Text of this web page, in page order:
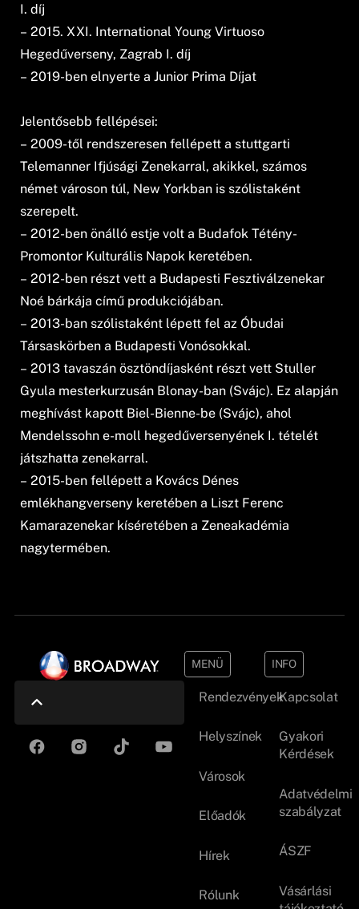
I. díj
– 2015. XXI. International Young Virtuoso
Hegedűverseny, Zagrab I. díj
– 2019-ben elnyerte a Junior Prima Díjat
Jelentősebb fellépései:
– 2009-től rendszeresen fellépett a stuttgarti
Telemanner Ifjúsági Zenekarral, akikkel, számos
német városon túl, New Yorkban is szólistaként
szerepelt.
– 2012-ben önálló estje volt a Budafok Tétény-
Promontor Kulturális Napok keretében.
– 2012-ben részt vett a Budapesti Fesztiválzenekar
Noé bárkája című produkciójában.
– 2013-ban szólistaként lépett fel az Óbudai
Társaskörben a Budapesti Vonósokkal.
– 2013 tavaszán ösztöndíjasként részt vett Stuller
Gyula mesterkurzusán Blonay-ban (Svájc). Ez alapján
meghívást kapott Biel-Bienne-be (Svájc), ahol
Mendelssohn e-moll hegedűversenyének I. tételét
játszhatta zenekarral.
– 2015-ben fellépett a Kovács Dénes
emlékhangverseny keretében a Liszt Ferenc
Kamarazenekar kíséretében a Zeneakadémia
nagytermében.
MENÜ
Rendezvények
Helyszínek
Városok
Előadók
Hírek
Rólunk
INFO
Kapcsolat
Gyakori
Kérdések
Adatvédelmi
szabályzat
ÁSZF
Vásárlási